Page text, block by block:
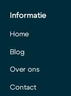
Informatie
Home
Blog
Over ons
Contact